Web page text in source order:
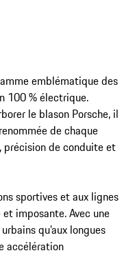
emblématique des
100 % électrique.
le blason Porsche, il
de chaque
précision de conduite et
sportives et aux lignes
imposante. Avec une
qu’aux longues
accélération